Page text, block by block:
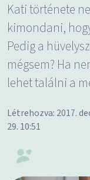
Kati története
kimondani,
Pedig a
mégsem? Ha
lehet találni a
Létrehozva: 2017.
29. 10:51